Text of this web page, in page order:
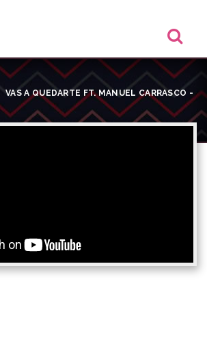
VAS A QUEDARTE FT. MANUEL CARRASCO -